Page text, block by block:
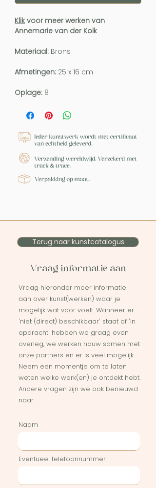
Klik voor meer werken van
Annemarie van der Kolk
Materiaal: Brons
Afmetingen: 25 x 16 cm
Oplage: 8
Terug naar kunstcatalogus
Vraag informatie aan
Vraag hieronder meer informatie
aan over kunst(werken) waar je
mogelijk wat voor voelt. Wanneer er
'niet (direct) beschikbaar' staat of 'in
opdracht' hebben we graag even
overleg, we werken nauw samen met
onze partners en er is veel mogelijk.
Neem een momentje om te laten
weten welke werk(en) je ontdekt hebt.
Andere vragen zijn we ook benieuwd
naar.
Naam
Eventueel telefoonnummer